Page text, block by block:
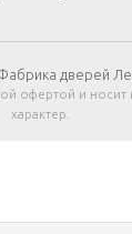
дверей
офертой и
характер.